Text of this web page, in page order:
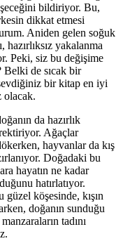
bildiriyor. Bu,
dikkat etmesi
Aniden gelen soğuk
hazırlıksız yakalanma
Peki, siz bu değişime
Belki de sıcak bir
bir kitap en iyi
olacak.
da hazırlık
Ağaçlar
hayvanlar da kış
Doğadaki bu
hayatın ne kadar
hatırlatıyor.
güzel köşesinde, kışın
doğanın sunduğu
tadını